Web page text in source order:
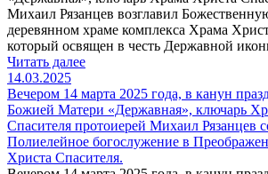
Михаил Рязанцев возглавил
деревянном храме комплекса Храма
который освящен в честь Державной
Читать далее
14.03.2025
Вечером 14 марта 2025 года, в канун
Божией Матери «Державная», ключарь
Спасителя протоиерей Михаил Рязанцев
Полиелейное богослужение в
Христа Спасителя.